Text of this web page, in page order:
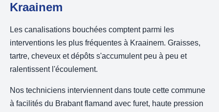
Kraainem
Les canalisations bouchées comptent parmi les
interventions les plus fréquentes à Kraainem. Graisses,
tartre, cheveux et dépôts s'accumulent peu à peu et
ralentissent l'écoulement.
Nos techniciens interviennent dans toute cette commune
à facilités du Brabant flamand avec furet, haute pression